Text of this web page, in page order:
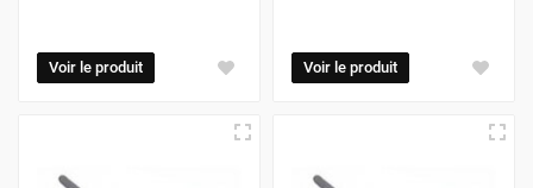
Voir le produit Voir le produit